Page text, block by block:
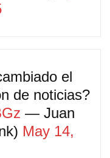
el
de noticias?
— Juan
May 14,